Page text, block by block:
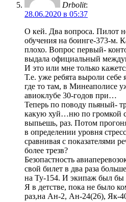
Drbolit:
28.06.2020 в 05:37
О кей. Два вопроса. Пилот
обучения на боинге-373-м.
плохо. Вопрос первый-
выдала официальный
И это или мне только
Т.е. уже ребята выроли себе
где то там, в Минеаполисе
авиоклубе 30-годов при…
Теперь по поводу пьяный-
какую хуй…ню по громкой
выпьешь, раз. Потом
в определении уровня
сравнивая с показателями
более трезв?
Безопастность
свой билет в два раза
на Ту-154. И экипаж был бы
Я в детстве, пока не было
раз,на Ан-2, Ан-24(26), Як-